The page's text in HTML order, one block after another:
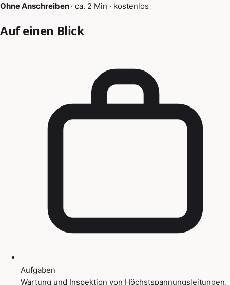
Ohne Anschreiben · ca. 2 Min · kostenlos
Auf einen Blick
Aufgaben
Wartung und Inspektion von Höchstspannungsleitungen,